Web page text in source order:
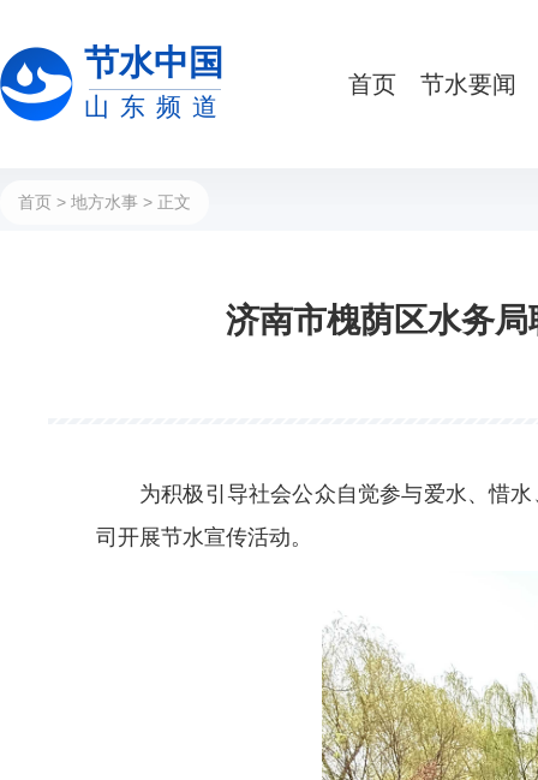
节水中国
山东频道
首页 节水要闻
首页 > 地方水事 > 正文
济南市槐荫区水务
为积极引导社会公众自觉参与爱水、惜
司开展节水宣传活动。